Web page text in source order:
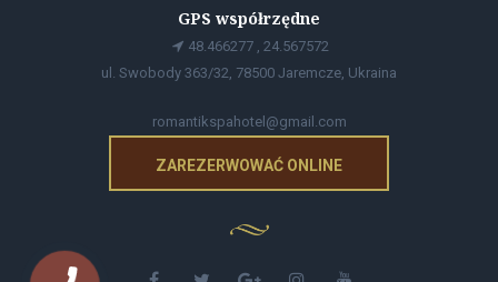
GPS współrzędne
48.466277 , 24.567572
ul. Swobody 363/32, 78500 Jaremcze, Ukraina
romantikspahotel@gmail.com
ZAREZERWOWAĆ ONLINE